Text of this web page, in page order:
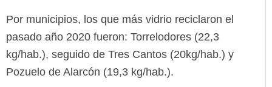
Por municipios, los que más vidrio reciclaron el
pasado año 2020 fueron: Torrelodores (22,3
kg/hab.), seguido de Tres Cantos (20kg/hab.) y
Pozuelo de Alarcón (19,3 kg/hab.).